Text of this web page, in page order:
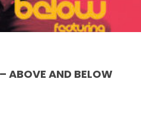
ABOVE AND BELOW